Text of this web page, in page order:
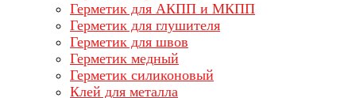
Герметик для АКПП и МКПП
Герметик для глушителя
Герметик для швов
Герметик медный
Герметик силиконовый
Клей для металла